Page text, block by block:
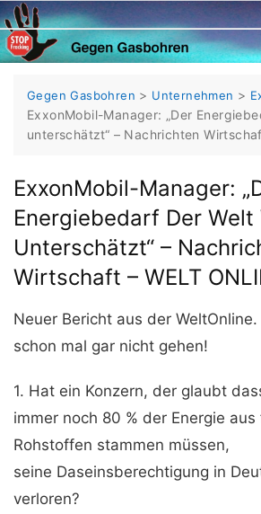
Skip
to
content
Gegen Gasbohren > Unternehmen >
ExxonMobil-Manager: „Der
unterschätzt“ – Nachrichten
ExxonMobil-Manager:
Energiebedarf Der Welt
Unterschätzt“ –
Wirtschaft – WELT
Neuer Bericht aus der
schon mal gar nicht gehen!
1. Hat ein Konzern, der glaubt
immer noch 80 % der Energie aus
Rohstoffen stammen müssen,
seine Daseinsberechtigung in
verloren?